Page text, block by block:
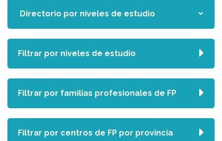
Filtrar por niveles de estudio
Filtrar por familias profesionales de FP
Filtrar por centros de FP por provincia